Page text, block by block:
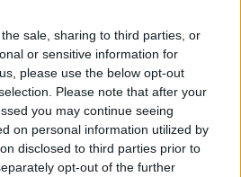
sale, sharing to third parties, or
or sensitive information for
please use the below opt-out
Please note that after your
you may continue seeing
on personal information utilized by
disclosed to third parties prior to
opt-out of the further